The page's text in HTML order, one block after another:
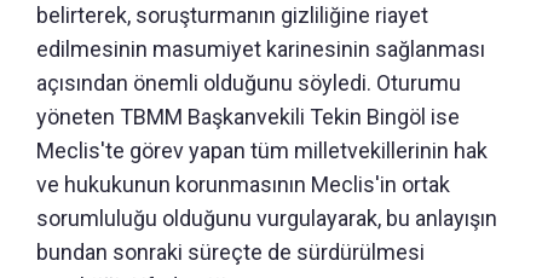
belirterek, soruşturmanın gizliliğine riayet
edilmesinin masumiyet karinesinin sağlanması
açısından önemli olduğunu söyledi. Oturumu
yöneten TBMM Başkanvekili Tekin Bingöl ise
Meclis'te görev yapan tüm milletvekillerinin hak
ve hukukunun korunmasının Meclis'in ortak
sorumluluğu olduğunu vurgulayarak, bu anlayışın
bundan sonraki süreçte de sürdürülmesi